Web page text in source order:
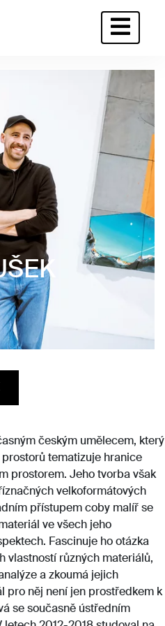
českým umělecem, který
tematizuje hranice
prostorem. Jeho tvorba však
velkoformátových
přístupem coby malíř se
ve všech jeho
Fascinuje ho otázka
vlastností různých materiálů,
a zkoumá jejich
pro něj není jen prostředkem k
se současně ústředním